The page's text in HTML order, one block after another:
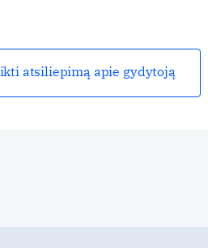
atsiliepimą apie gydytoją